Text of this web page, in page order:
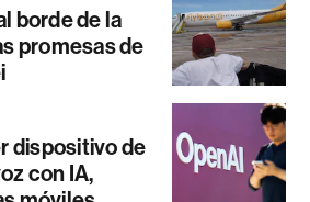
borde de la
promesas de
dispositivo de
con IA,